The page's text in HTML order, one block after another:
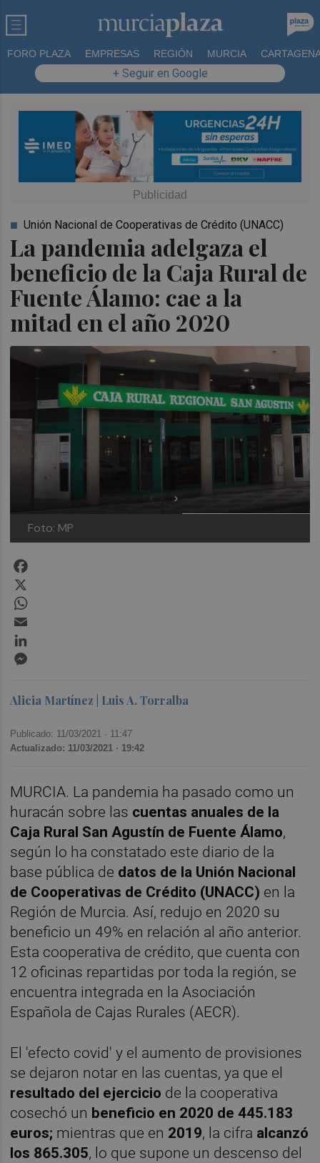
FORO PLAZA EMPRESAS REGIÓN MURCIA
+ Seguir en Google
La pandemia adelgaza el
beneficio de la Caja Rural de
Fuente Álamo: cae a la
mitad en el año 2020
Unión Nacional de Cooperativas de Crédito (UNACC)
Foto: MP
Alicia Martínez | Luis A. Torralba
Publicado: 11/03/2021 · 11:47
Actualizado: 11/03/2021 · 19:42
MURCIA. La pandemia ha pasado como un
huracán sobre las cuentas anuales de la
Caja Rural San Agustín de Fuente Álamo,
según lo ha constatado este diario de la
base pública de datos de la Unión Nacional
de Cooperativas de Crédito (UNACC) en la
Región de Murcia. Así, redujo en 2020 su
beneficio un 49% en relación al año anterior.
Esta cooperativa de crédito, que cuenta con
12 oficinas repartidas por toda la región, se
encuentra integrada en la Asociación
Española de Cajas Rurales (AECR).
El 'efecto covid' y el aumento de provisiones
se dejaron notar en las cuentas, ya que el
resultado del ejercicio de la cooperativa
cosechó un beneficio en 2020 de 445.183
euros; mientras que en 2019, la cifra alcanzó
los 865.305, lo que supone un descenso del